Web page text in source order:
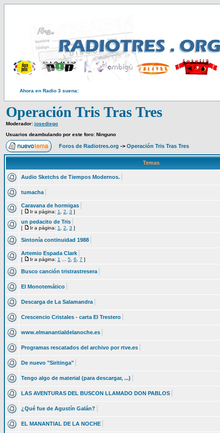
Ahora en Radio 3 suena:
Operación Tris Tras Tres
Moderador: josediego
Usuarios deambulando por este foro: Ninguno
Foros de Radiotres.org -> Operación Tris Tras Tres
Temas
Audio Sketchs de Tiempos Modernos.
tumacha
Caravana de hormigas
[ Ir a página: 1 2 3 ]
un pedacito de Tris
[ Ir a página: 1 2 3 ]
Sintonía continuidad 1988
Artemio Espada Clark
[ Ir a página: 1 5 6 7 ]
Busco canción tristrastresera
El Monotemático
Descarga de La Salamandra
Crescencio Cristales - carta El Trestero
www.elmanantialdelanoche.es
Programas rescatados del archivo por rtve.es
De nuevo "Siritinga"
Tengo algo de material (para descargar, ...)
LAS AVENTURAS DEL BUSCON LLAMADO DON PABLOS
¿Qué fue de Agustín Galán?
EL MANANTIAL DE LA NOCHE